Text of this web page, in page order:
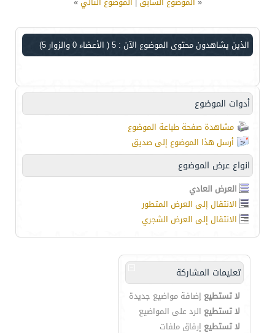
الذين يشاهدون محتوى الموضوع الآن : 5 ( الأعضاء 0 والزوار 5)
أدوات الموضوع
مشاهدة صفحة طباعة الموضوع
أرسل هذا الموضوع إلى صديق
انواع عرض الموضوع
العرض العادي
الانتقال إلى العرض المتطور
الانتقال إلى العرض الشجري
تعليمات المشاركة
لا تستطيع إضافة مواضيع جديدة
لا تستطيع الرد على المواضيع
لا تستطيع إرفاق ملفات